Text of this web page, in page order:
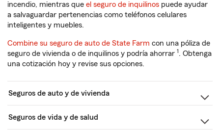
incendio, mientras que el seguro de inquilinos puede ayudar
a salvaguardar pertenencias como teléfonos celulares
inteligentes y muebles.
Combine su seguro de auto de State Farm con una póliza de
seguro de vivienda o de inquilinos y podría ahorrar 1. Obtenga
una cotización hoy y revise sus opciones.
Seguros de auto y de vivienda
Seguros de vida y de salud